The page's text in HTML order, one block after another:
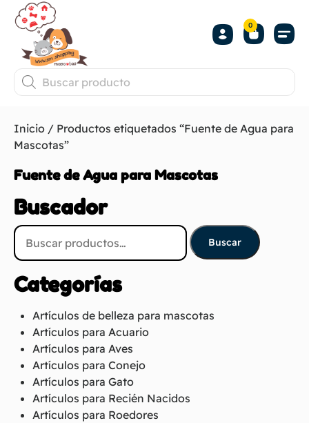
0
Inicio / Productos etiquetados “Fuente de Agua para
Mascotas”
Fuente de Agua para Mascotas
Buscador
Buscar
Categorías
Artículos de belleza para mascotas
Artículos para Acuario
Artículos para Aves
Artículos para Conejo
Artículos para Gato
Artículos para Recién Nacidos
Artículos para Roedores